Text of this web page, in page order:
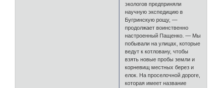
экологов предприняли
научную экспедицию в
Бугринскую рощу, —
продолжает воинственно
настроенный Пащенко. — Мы
побывали на улицах, которые
ведут к котловану, чтобы
взять новые пробы земли и
корневищ местных берез и
елок. На проселочной дороге,
которая имеет название